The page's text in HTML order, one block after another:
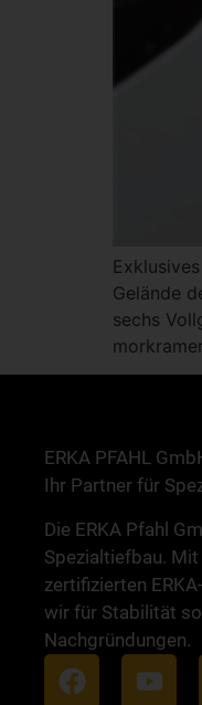
Gelände
sechs
ERKA PFAHL
Ihr Partner für
Die ERKA Pfahl
Spezialtiefbau.
zertifizierten
wir für Stabilität
Nachgründungen.